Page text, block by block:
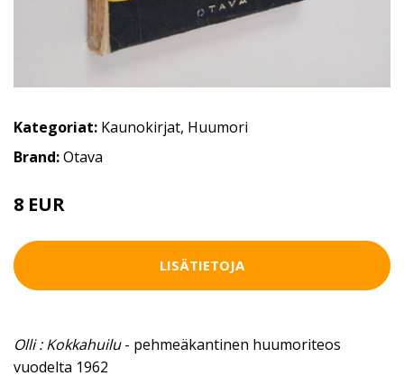
Kategoriat: Kaunokirjat, Huumori
Brand:Otava
8 EUR
LISÄTIETOJA
Olli : Kokkahuilu- pehmeäkantinen huumoriteos
vuodelta 1962